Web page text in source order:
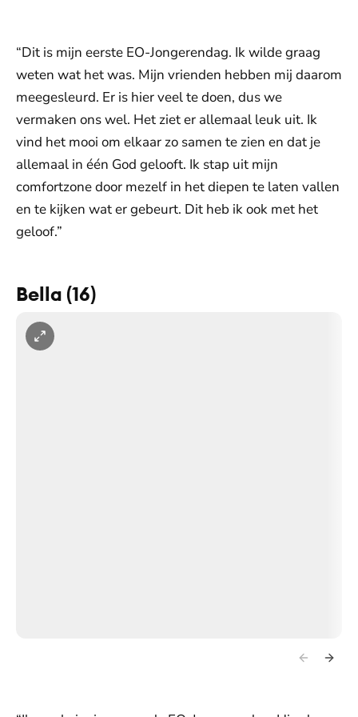
“Dit is mijn eerste EO-Jongerendag. Ik wilde graag
weten wat het was. Mijn vrienden hebben mij daarom
meegesleurd. Er is hier veel te doen, dus we
vermaken ons wel. Het ziet er allemaal leuk uit. Ik
vind het mooi om elkaar zo samen te zien en dat je
allemaal in één God gelooft. Ik stap uit mijn
comfortzone door mezelf in het diepen te laten vallen
en te kijken wat er gebeurt. Dit heb ik ook met het
geloof.”
Bella (16)